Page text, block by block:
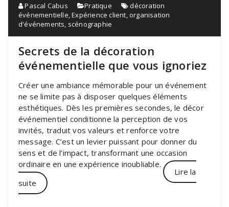
Pascal Cabus Pratique
décoration
événementielle,Expérience client,organisation
d'événements, scénographie
Secrets de la décoration
événementielle que vous ignoriez
Créer une ambiance mémorable pour un événement
ne se limite pas à disposer quelques éléments
esthétiques. Dès les premières secondes, le décor
événementiel conditionne la perception de vos
invités, traduit vos valeurs et renforce votre
message. C’est un levier puissant pour donner du
sens et de l’impact, transformant une occasion
ordinaire en une expérience inoubliable.
Lire la
suite